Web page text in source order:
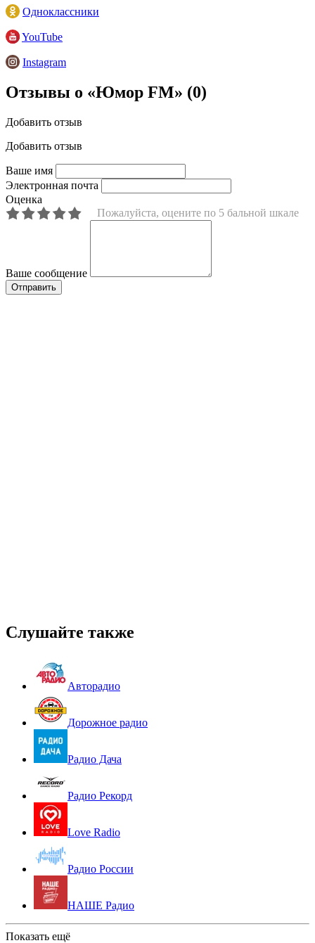
Одноклассники
YouTube
Instagram
Отзывы о «Юмор FM» (0)
Добавить отзыв
Добавить отзыв
Ваше имя
Электронная почта
Оценка
Пожалуйста, оцените по 5 бальной шкале
Ваше сообщение
Слушайте также
Авторадио
Дорожное радио
Радио Дача
Радио Рекорд
Love Radio
Радио России
НАШЕ Радио
Показать ещё